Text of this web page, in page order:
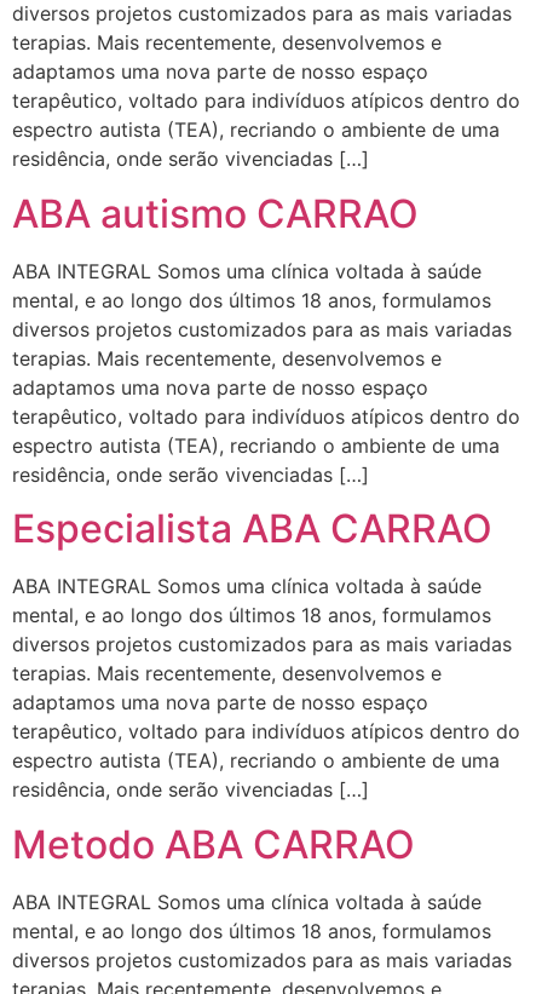
diversos projetos customizados para as mais variadas
terapias. Mais recentemente, desenvolvemos e
adaptamos uma nova parte de nosso espaço
terapêutico, voltado para indivíduos atípicos dentro do
espectro autista (TEA), recriando o ambiente de uma
residência, onde serão vivenciadas […]
ABA autismo CARRAO
ABA INTEGRAL Somos uma clínica voltada à saúde
mental, e ao longo dos últimos 18 anos, formulamos
diversos projetos customizados para as mais variadas
terapias. Mais recentemente, desenvolvemos e
adaptamos uma nova parte de nosso espaço
terapêutico, voltado para indivíduos atípicos dentro do
espectro autista (TEA), recriando o ambiente de uma
residência, onde serão vivenciadas […]
Especialista ABA CARRAO
ABA INTEGRAL Somos uma clínica voltada à saúde
mental, e ao longo dos últimos 18 anos, formulamos
diversos projetos customizados para as mais variadas
terapias. Mais recentemente, desenvolvemos e
adaptamos uma nova parte de nosso espaço
terapêutico, voltado para indivíduos atípicos dentro do
espectro autista (TEA), recriando o ambiente de uma
residência, onde serão vivenciadas […]
Metodo ABA CARRAO
ABA INTEGRAL Somos uma clínica voltada à saúde
mental, e ao longo dos últimos 18 anos, formulamos
diversos projetos customizados para as mais variadas
terapias. Mais recentemente, desenvolvemos e